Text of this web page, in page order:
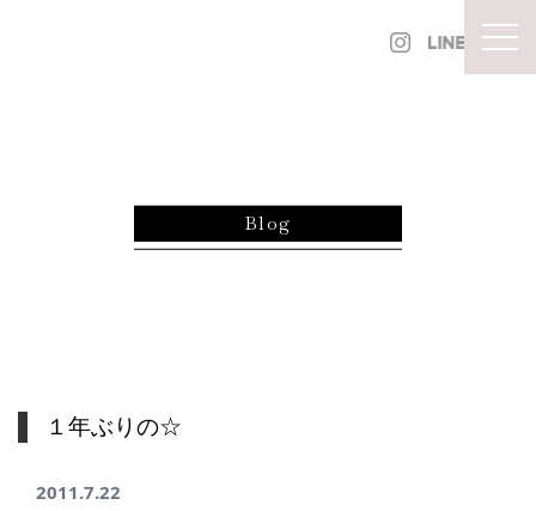
Blog
１年ぶりの☆
2011.7.22